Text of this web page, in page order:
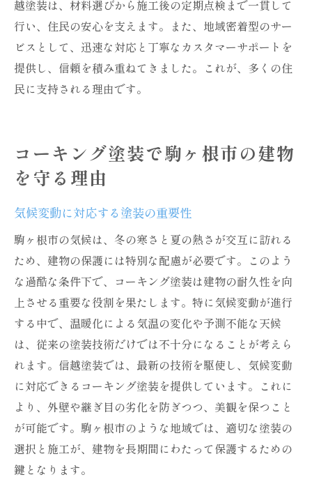
越塗装は、材料選びから施工後の定期点検まで一貫して
行い、住民の安心を支えます。また、地域密着型のサー
ビスとして、迅速な対応と丁寧なカスタマーサポートを
提供し、信頼を積み重ねてきました。これが、多くの住
民に支持される理由です。
コーキング塗装で駒ヶ根市の建物
を守る理由
気候変動に対応する塗装の重要性
駒ヶ根市の気候は、冬の寒さと夏の熱さが交互に訪れる
ため、建物の保護には特別な配慮が必要です。このよう
な過酷な条件下で、コーキング塗装は建物の耐久性を向
上させる重要な役割を果たします。特に気候変動が進行
する中で、温暖化による気温の変化や予測不能な天候
は、従来の塗装技術だけでは不十分になることが考えら
れます。信越塗装では、最新の技術を駆使し、気候変動
に対応できるコーキング塗装を提供しています。これに
より、外壁や継ぎ目の劣化を防ぎつつ、美観を保つこと
が可能です。駒ヶ根市のような地域では、適切な塗装の
選択と施工が、建物を長期間にわたって保護するための
鍵となります。